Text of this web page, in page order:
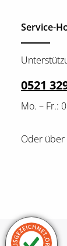
Service-
0521
Mo. – Fr.:
Oder über